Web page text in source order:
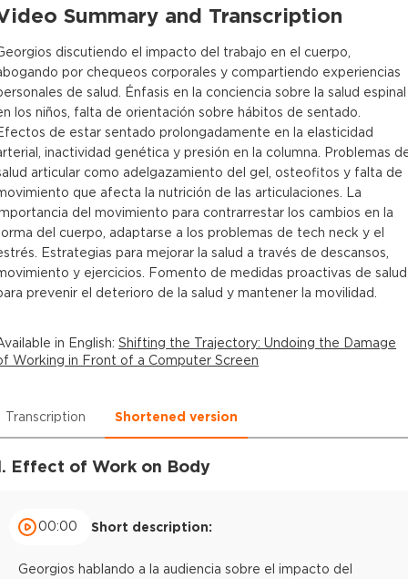
Summary and Transcription
discutiendo el impacto del trabajo en el cuerpo,
por chequeos corporales y compartiendo experiencias
de salud. Énfasis en la conciencia sobre la salud espinal
los niños, falta de orientación sobre hábitos de sentado.
de estar sentado prolongadamente en la elasticidad
inactividad genética y presión en la columna. Problemas
articular como adelgazamiento del gel, osteofitos y falta de
que afecta la nutrición de las articulaciones. La
del movimiento para contrarrestar los cambios en la
del cuerpo, adaptarse a los problemas de tech neck y el
Estrategias para mejorar la salud a través de descansos,
y ejercicios. Fomento de medidas proactivas de salud
prevenir el deterioro de la salud y mantener la movilidad.
in English: Shifting the Trajectory: Undoing the Damage
Working in Front of a Computer Screen
Transcription Shortened version
Effect of Work on Body
00:00 Short description:
Georgios hablando a la audiencia sobre el impacto del